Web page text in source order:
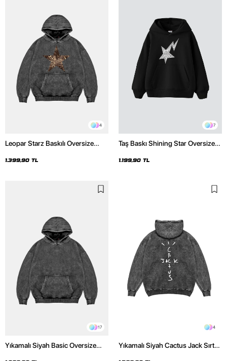
4
Leopar Starz Baskılı Oversize
Hoodie
1.399,90 TL
7
Taş Baskı Shining Star Oversize
1.199,90 TL
17
Yıkamalı Siyah Basic Oversize
4
Yıkamalı Siyah Cactus Jack Sırt